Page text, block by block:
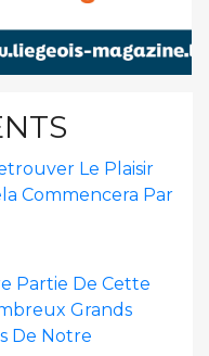
Le Plaisir
Commencera Par
Partie De Cette
Grands
De Notre